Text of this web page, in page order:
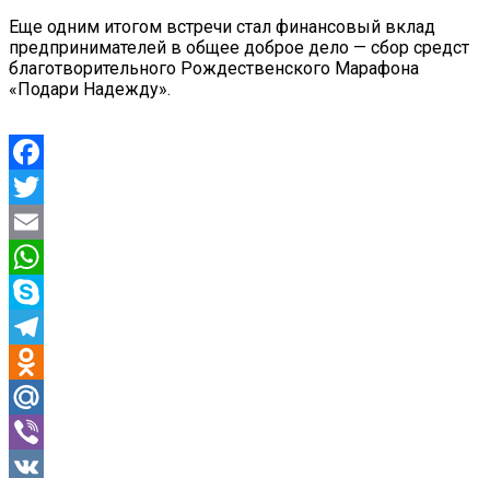
Еще одним итогом встречи стал финансовый вклад
предпринимателей в общее доброе дело — сбор средст
благотворительного Рождественского Марафона
«Подари Надежду».
Facebook
Twitter
Email
WhatsApp
Skype
Telegram
Odnoklassniki
Mail.Ru
Viber